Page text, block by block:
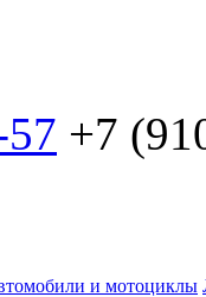
+7
и мотоциклы